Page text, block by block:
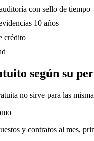
con sello de tiempo
10 años
crédito
según su
no sirve para las
y contratos al mes,